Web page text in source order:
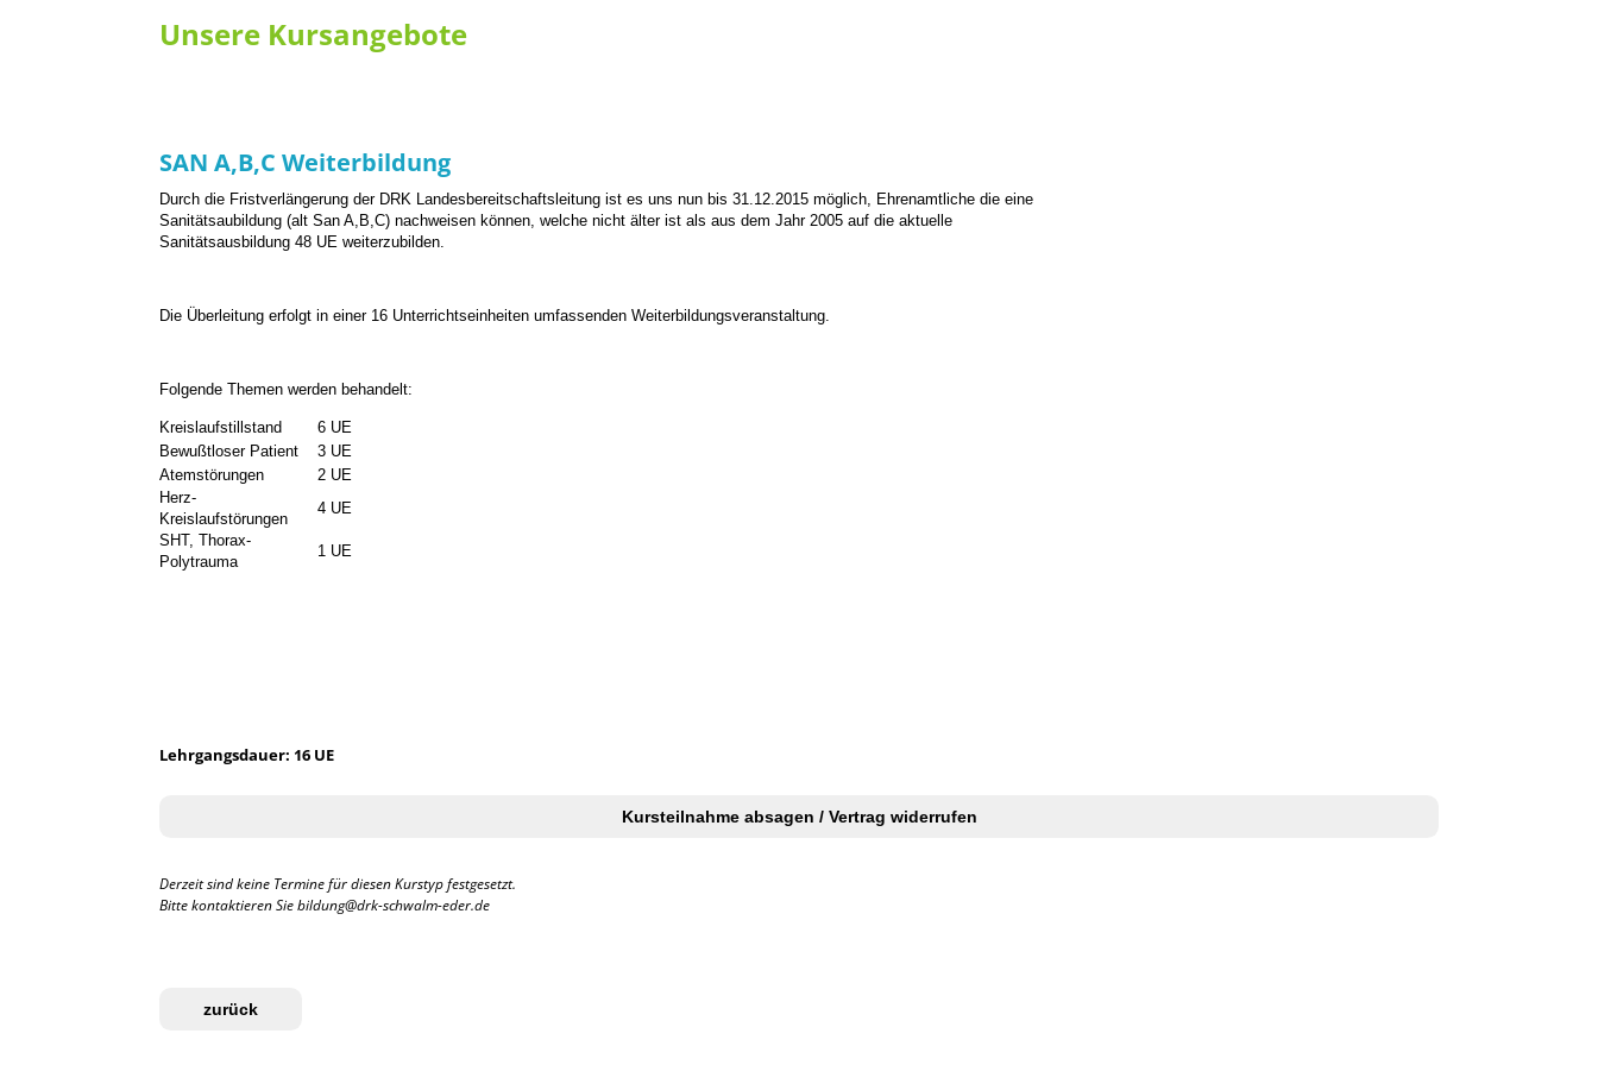
Unsere Kursangebote
SAN A,B,C Weiterbildung
Durch die Fristverlängerung der DRK Landesbereitschaftsleitung ist es uns nun bis 31.12.2015 möglich, Ehrenamtliche die eine
Sanitätsaubildung (alt San A,B,C) nachweisen können, welche nicht älter ist als aus dem Jahr 2005 auf die aktuelle
Sanitätsausbildung 48 UE weiterzubilden.
Die Überleitung erfolgt in einer 16 Unterrichtseinheiten umfassenden Weiterbildungsveranstaltung.
Folgende Themen werden behandelt:
Kreislaufstillstand
6 UE
Bewußtloser Patient
3 UE
Atemstörungen
2 UE
Herz-
Kreislaufstörungen
4 UE
SHT, Thorax-
Polytrauma
1 UE
Lehrgangsdauer: 16 UE
Kursteilnahme absagen / Vertrag widerrufen
Derzeit sind keine Termine für diesen Kurstyp festgesetzt.
Bitte kontaktieren Sie bildung@drk-schwalm-eder.de
zurück